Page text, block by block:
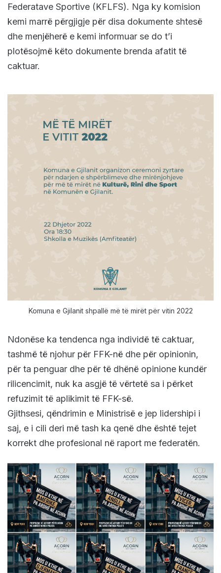
Federatave Sportive (KFLFS). Nga ky komision
kemi marrë përgjigje për disa dokumente shtesë
dhe menjëherë e kemi informuar se do t’i
plotësojmë këto dokumente brenda afatit të
caktuar.
Komuna e Gjilanit shpallë më të mirët për vitin 2022
Ndonëse ka tendenca nga individë të caktuar,
tashmë të njohur për FFK-në dhe për opinionin,
për ta penguar dhe për të dhënë opinione kundër
rilicencimit, nuk ka asgjë të vërtetë sa i përket
refuzimit të aplikimit të FFK-së.
Gjithsesi, qëndrimin e Ministrisë e jep lidershipi i
saj, e i cili deri më tash ka qenë dhe është tejet
korrekt dhe profesional në raport me federatën.